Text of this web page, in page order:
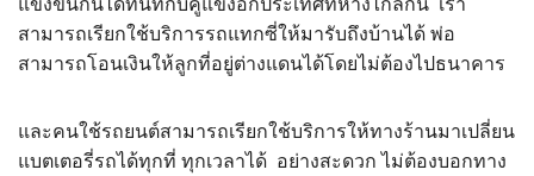
สามารถเรียกใช้บริการรถแทกซี่ให้มารับถึงบ้านได้ พ่อ
สามารถโอนเงินให้ลูกที่อยู่ต่างแดนได้โดยไม่ต้องไปธนาคาร
และคนใช้รถยนต์สามารถเรียกใช้บริการให้ทางร้านมาเปลี่ยน
แบตเตอรี่รถได้ทุกที่ ทุกเวลาได้ อย่างสะดวก ไม่ต้องบอกทาง